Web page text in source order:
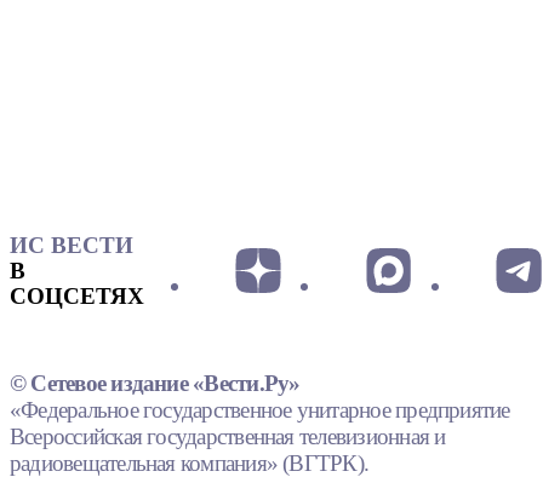
ИС ВЕСТИ
В
СОЦСЕТЯХ
© Сетевое издание «Вести.Ру»
«Федеральное государственное унитарное предприятие
Всероссийская государственная телевизионная и
радиовещательная компания» (ВГТРК).